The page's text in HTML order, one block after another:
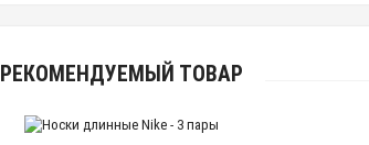
РЕКОМЕНДУЕМЫЙ ТОВАР